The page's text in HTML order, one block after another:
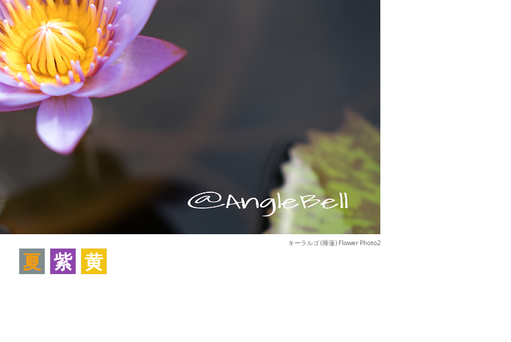
キーラルゴ (睡蓮) Flower Photo2
夏 紫 黄